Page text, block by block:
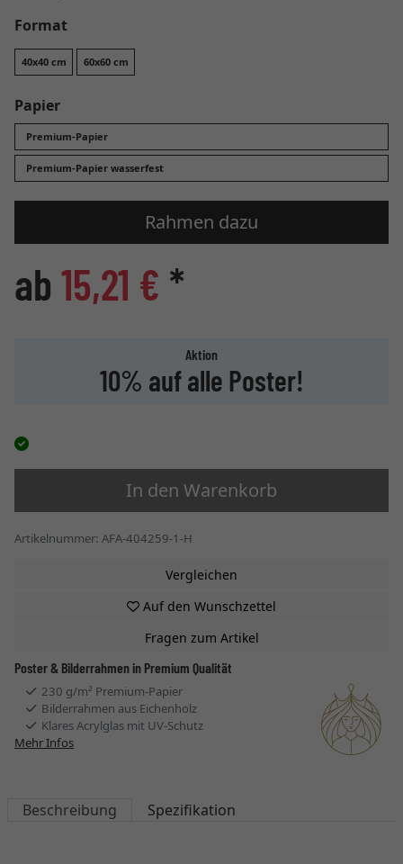
Format
40x40 cm 60x60 cm
Papier
Premium-Papier
Premium-Papier wasserfest
Rahmen dazu
ab 15,21 € *
Aktion
10% auf alle Poster!
In den Warenkorb
Artikelnummer: AFA-404259-1-H
Vergleichen
Auf den Wunschzettel
Fragen zum Artikel
Poster & Bilderrahmen in Premium Qualität
230 g/m² Premium-Papier
Bilderrahmen aus Eichenholz
Klares Acrylglas mit UV-Schutz
Mehr Infos
Beschreibung Spezifikation